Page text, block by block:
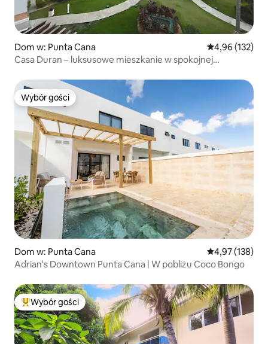
Dom w: Punta Cana Średnia
4,96 (132)
Casa Duran – luksusowe mieszkanie w spokojnej
Wybór gości
Wybór gości
Dom w: Punta Cana Średnia
4,97 (138)
Adrian's Downtown Punta Cana | W pobliżu Coco Bongo
Najpopularniejsze z kategorii Wybór gości
Wybór gości